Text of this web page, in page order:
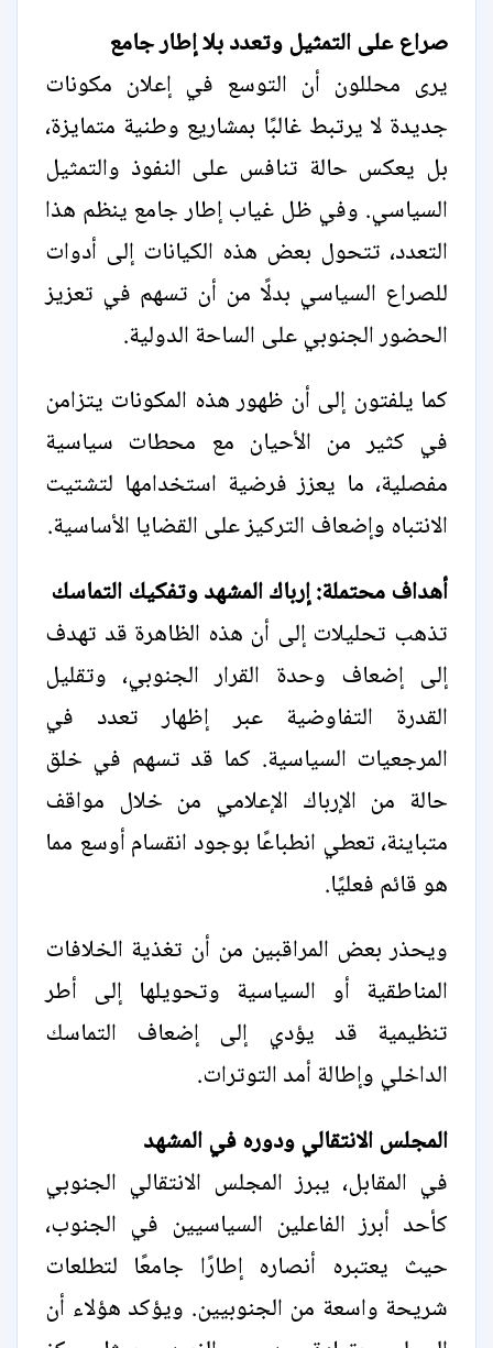
صراع على التمثيل وتعدد بلا إطار جامع
يرى محللون أن التوسع في إعلان مكونات
جديدة لا يرتبط غالبًا بمشاريع وطنية متمايزة،
بل يعكس حالة تنافس على النفوذ والتمثيل
السياسي. وفي ظل غياب إطار جامع ينظم هذا
التعدد، تتحول بعض هذه الكيانات إلى أدوات
للصراع السياسي بدلًا من أن تسهم في تعزيز
الحضور الجنوبي على الساحة الدولية.
كما يلفتون إلى أن ظهور هذه المكونات يتزامن
في كثير من الأحيان مع محطات سياسية
مفصلية، ما يعزز فرضية استخدامها لتشتيت
الانتباه وإضعاف التركيز على القضايا الأساسية.
أهداف محتملة: إرباك المشهد وتفكيك التماسك
تذهب تحليلات إلى أن هذه الظاهرة قد تهدف
إلى إضعاف وحدة القرار الجنوبي، وتقليل
القدرة التفاوضية عبر إظهار تعدد في
المرجعيات السياسية. كما قد تسهم في خلق
حالة من الإرباك الإعلامي من خلال مواقف
متباينة، تعطي انطباعًا بوجود انقسام أوسع مما
هو قائم فعليًا.
ويحذر بعض المراقبين من أن تغذية الخلافات
المناطقية أو السياسية وتحويلها إلى أطر
تنظيمية قد يؤدي إلى إضعاف التماسك
الداخلي وإطالة أمد التوترات.
المجلس الانتقالي ودوره في المشهد
في المقابل، يبرز المجلس الانتقالي الجنوبي
كأحد أبرز الفاعلين السياسيين في الجنوب،
حيث يعتبره أنصاره إطارًا جامعًا لتطلعات
شريحة واسعة من الجنوبيين. ويؤكد هؤلاء أن